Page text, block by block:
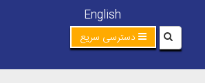
English
دسترسی سریع